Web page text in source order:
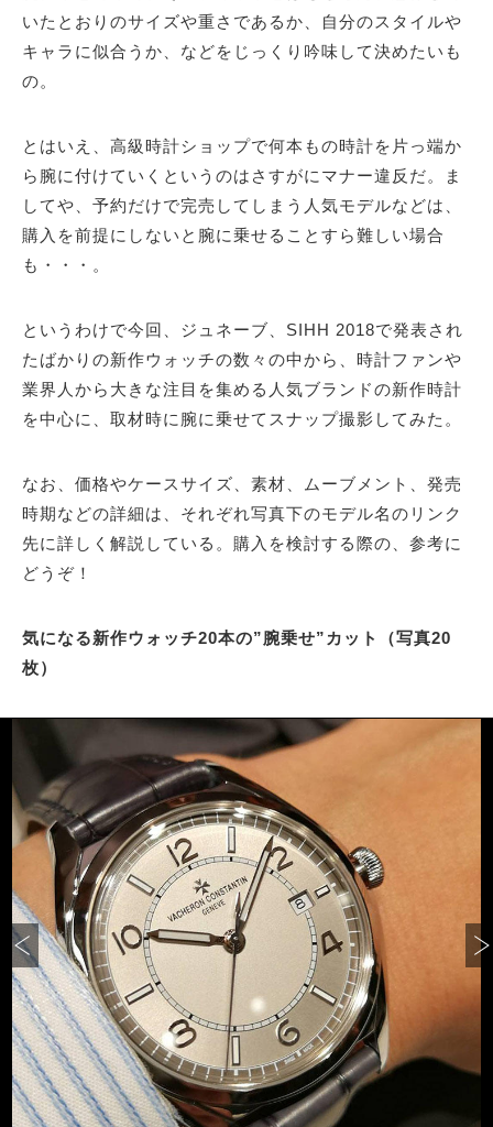
いたとおりのサイズや重さであるか、自分のスタイルや
キャラに似合うか、などをじっくり吟味して決めたいも
の。
とはいえ、高級時計ショップで何本もの時計を片っ端か
ら腕に付けていくというのはさすがにマナー違反だ。ま
してや、予約だけで完売してしまう人気モデルなどは、
購入を前提にしないと腕に乗せることすら難しい場合
も・・・。
というわけで今回、ジュネーブ、SIHH 2018で発表され
たばかりの新作ウォッチの数々の中から、時計ファンや
業界人から大きな注目を集める人気ブランドの新作時計
を中心に、取材時に腕に乗せてスナップ撮影してみた。
なお、価格やケースサイズ、素材、ムーブメント、発売
時期などの詳細は、それぞれ写真下のモデル名のリンク
先に詳しく解説している。 購入を検討する際の、参考に
どうぞ！
気になる新作ウォッチ20本の”腕乗せ”カット（写真20
枚）